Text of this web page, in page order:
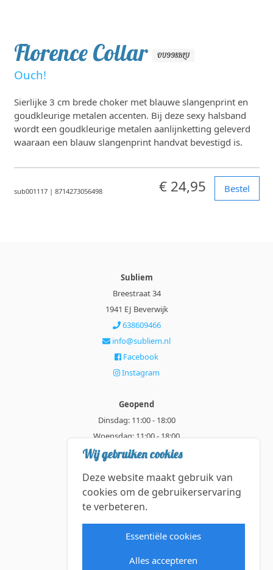
Florence Collar OU998BLU
Ouch!
Sierlijke 3 cm brede choker met blauwe slangenprint en
goudkleurige metalen accenten. Bij deze sexy halsband
wordt een goudkleurige metalen aanlijnketting geleverd
waaraan een blauw slangenprint handvat bevestigd is.
sub001117| 8714273056498 € 24,95 Bestel
Subliem
Breestraat 34
1941 EJ Beverwijk
638609466
info@subliem.nl
Facebook
Instagram
Geopend
Dinsdag: 11:00 - 18:00
Woensdag: 11:00 - 18:00
Donderdag: 11:00 - 21:00
Zaterdag: 11:00 - 18:00
Alle getoonde prijzen zijn incl. BTW.
©2026 Subliem — All rights reserved.
Wij gebruiken cookies
Deze website maakt gebruik van
cookies om de gebruikerservaring
te verbeteren.
Essentiële cookies
Alles accepteren